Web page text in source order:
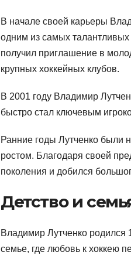
В начале своей карьеры
одним из самых
получил приглашение в
крупных хоккейных клубов.
В 2001 году Владимир
быстро стал ключевым
Ранние годы Лутченко были
ростом. Благодаря своей
поколения и добился
Детство и
Владимир Лутченко родился
семье, где любовь к хоккею